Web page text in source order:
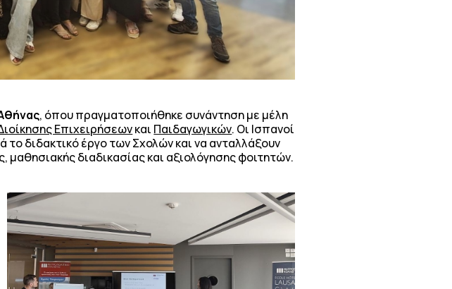
, όπου πραγματοποιήθηκε συνάντηση με μέλη
Επιχειρήσεωνκαι Παιδαγωγικών. Οι Ισπανοί
το διδακτικό έργο των Σχολών και να ανταλλάξουν
μαθησιακής διαδικασίας και αξιολόγησης φοιτητών.